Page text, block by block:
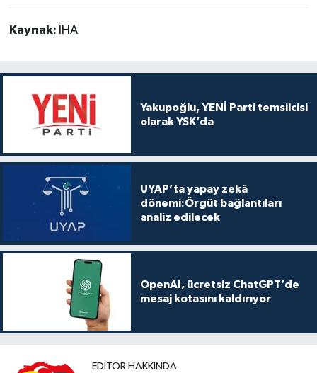
Kaynak: İHA
Yakupoğlu, YENİ Parti temsilcisi
olarak YSK’da
UYAP’ta yapay zekâ
dönemi:Örgüt bağlantıları
analiz edilecek
OpenAI, ücretsiz ChatGPT’de
mesaj kotasını kaldırıyor
EDITÖR HAKKINDA